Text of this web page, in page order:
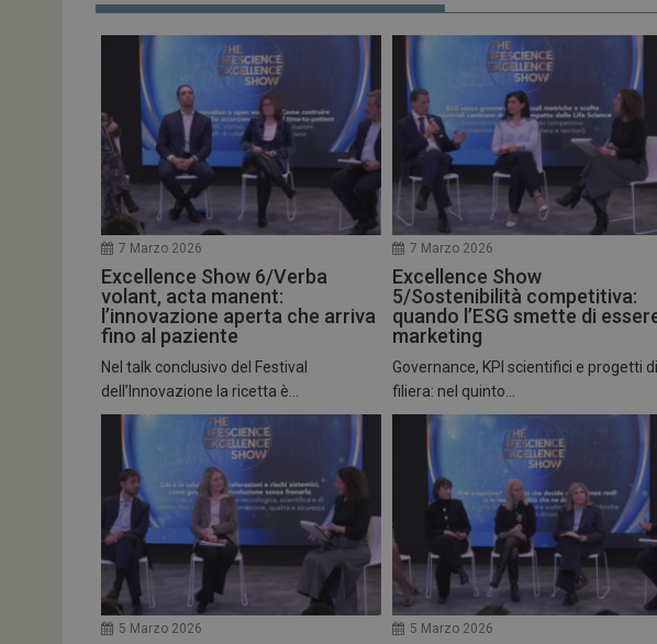
7 Marzo 2026
Excellence Show 6/Verba
volant, acta manent:
l’innovazione aperta che arriva
fino al paziente
Nel talk conclusivo del Festival
dell’Innovazione la ricetta è...
7 Marzo 2026
Excellence Show
5/Sostenibilità competitiva:
quando l’ESG smette di
marketing
Governance, KPI scientifici e progetti di
filiera: nel quinto...
5 Marzo 2026 5 Marzo 2026